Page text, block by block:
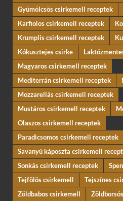
Gyümölcsös csirkemell receptek
Karfiolos csirkemell receptek
Krumplis csirkemell receptek
Kókusztejes csirke
Magyaros csirkemell receptek
Mediterrán csirkemell receptek
Mozzarellás csirkemell receptek
Mustáros csirkemell receptek
Olaszos csirkemell receptek
Paradicsomos csirkemell receptek
Savanyú káposzta csirkemell
Sonkás csirkemell receptek
Tejfölös csirkemell
Tejszínes
Zöldbabos csirkemell